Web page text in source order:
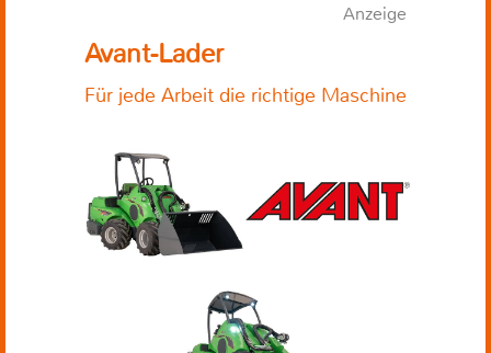
Anzeige
Avant-Lader
Für jede Arbeit die richtige Maschine